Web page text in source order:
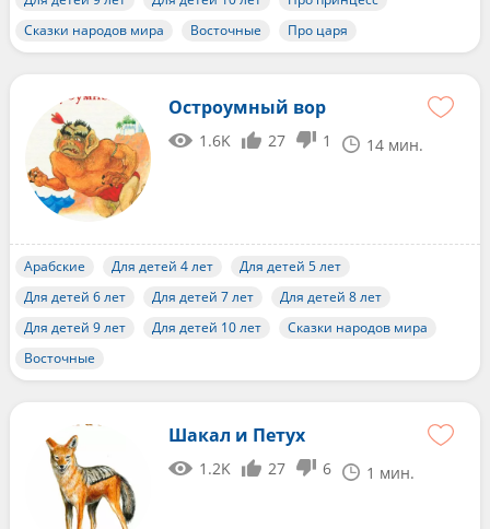
Сказки народов мира
Восточные Про царя
Остроумный вор
1.6K 27 1 14 мин.
Арабские Для детей 4 лет
Для детей 5 лет
Для детей 6 лет
Для детей 7 лет
Для детей 8 лет
Для детей 9 лет
Для детей 10 лет
Сказки народов мира
Восточные
Шакал и Петух
1.2K 27 6 1 мин.